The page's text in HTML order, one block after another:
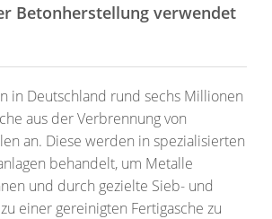
Betonherstellung verwendet
in Deutschland rund sechs Millionen
aus der Verbrennung von
an. Diese werden in spezialisierten
behandelt, um Metalle
und durch gezielte Sieb- und
einer gereinigten Fertigasche zu